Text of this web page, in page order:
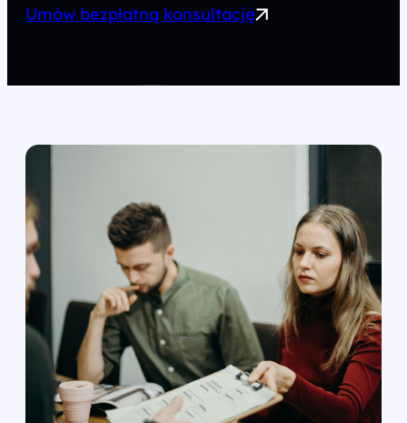
Umów bezpłatną konsultację